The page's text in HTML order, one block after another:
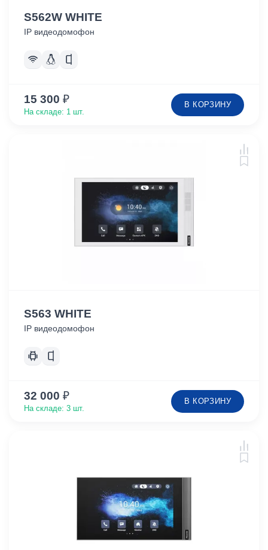
S562W WHITE
IP видеодомофон
15 300 ₽
На складе: 1 шт.
В КОРЗИНУ
S563 WHITE
IP видеодомофон
32 000 ₽
На складе: 3 шт.
В КОРЗИНУ